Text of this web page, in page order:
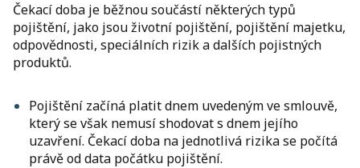
Čekací doba je běžnou součástí některých typů
pojištění, jako jsou životní pojištění, pojištění majetku,
odpovědnosti, speciálních rizik a dalších pojistných
produktů.
Pojištění začíná platit dnem uvedeným ve smlouvě,
který se však nemusí shodovat s dnem jejího
uzavření. Čekací doba na jednotlivá rizika se počítá
právě od data počátku pojištění.